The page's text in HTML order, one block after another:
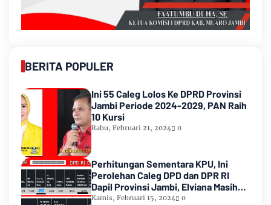
BERITA POPULER
Ini 55 Caleg Lolos Ke DPRD Provinsi
Jambi Periode 2024-2029, PAN Raih
10 Kursi
Rabu, Februari 21, 2024 0
Perhitungan Sementara KPU, Ini
Perolehan Caleg DPD dan DPR RI
Dapil Provinsi Jambi, Elviana Masih
Urutan Kedua Teratas
Kamis, Februari 15, 2024 0